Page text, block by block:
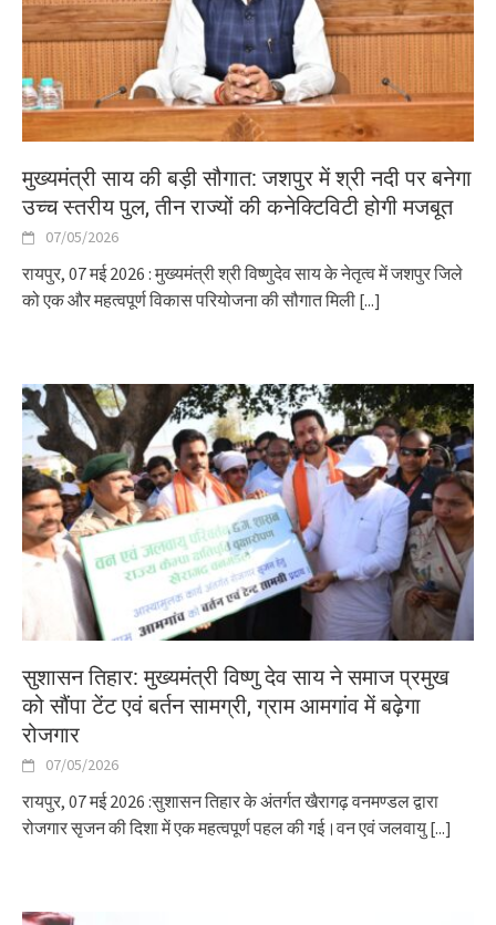
मुख्यमंत्री साय की बड़ी सौगात: जशपुर में श्री नदी पर बनेगा
उच्च स्तरीय पुल, तीन राज्यों की कनेक्टिविटी होगी मजबूत
07/05/2026
रायपुर, 07 मई 2026 : मुख्यमंत्री श्री विष्णुदेव साय के नेतृत्व में जशपुर जिले
को एक और महत्वपूर्ण विकास परियोजना की सौगात मिली [...]
सुशासन तिहार: मुख्यमंत्री विष्णु देव साय ने समाज प्रमुख
को सौंपा टेंट एवं बर्तन सामग्री, ग्राम आमगांव में बढ़ेगा
रोजगार
07/05/2026
रायपुर, 07 मई 2026 :सुशासन तिहार के अंतर्गत खैरागढ़ वनमण्डल द्वारा
रोजगार सृजन की दिशा में एक महत्वपूर्ण पहल की गई।वन एवं जलवायु [...]